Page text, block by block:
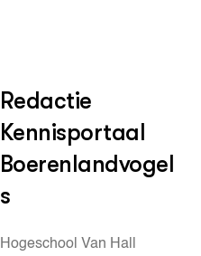
Redactie
Kennisportaal
Boerenlandvogel
s
Hogeschool Van Hall